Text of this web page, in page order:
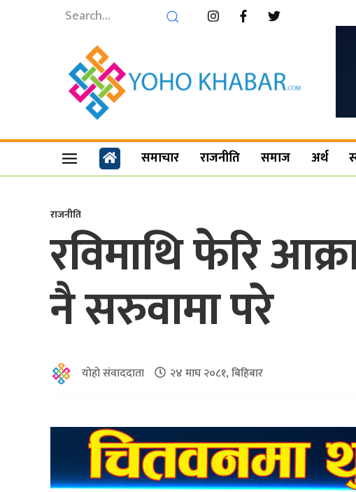
समाचार राजनीति समाज अर्थ
राजनीति
रविमाथि फेरि
नै सरुवामा परे
योहो संवाददाता २४ माघ २०८१, बिहिबार